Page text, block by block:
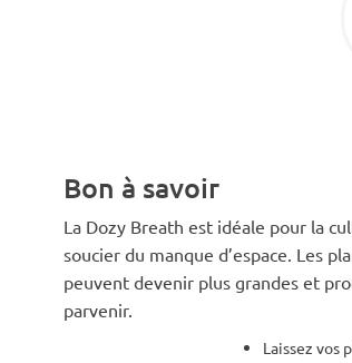
Bon à savoir
La Dozy Breath est idéale pour la
soucier du manque d’espace. Les
peuvent devenir plus grandes et
parvenir.
Laissez vos